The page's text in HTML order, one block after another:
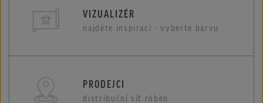
VIZUALIZÉR
najděte inspiraci - vyberte barvu
PRODEJCI
distribuční síť röben